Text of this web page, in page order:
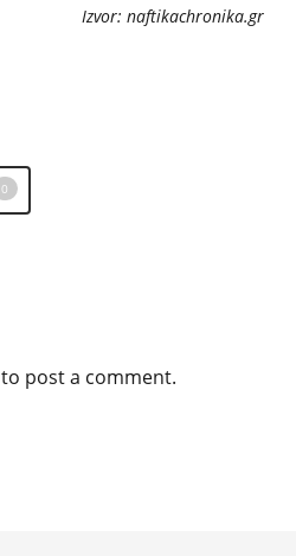
Izvor: naftikachronika.gr
0
to post a comment.